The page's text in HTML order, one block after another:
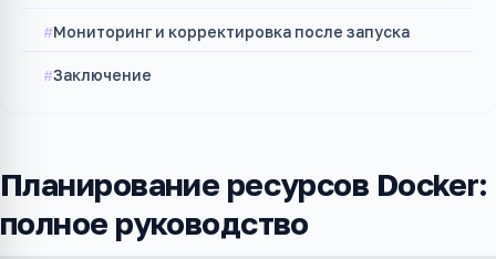
Мониторинг и корректировка после запуска
Заключение
Планирование ресурсов Docker:
полное руководство